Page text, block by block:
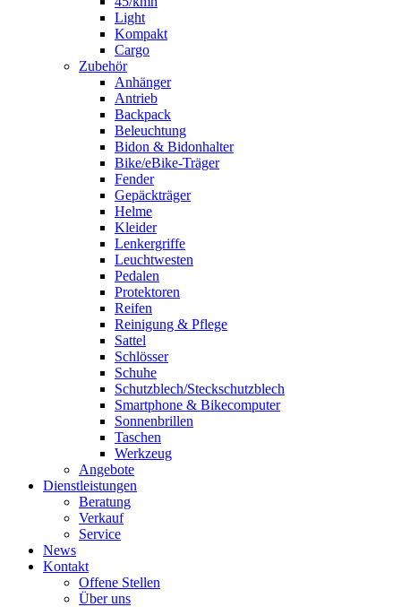
Light
Kompakt
Cargo
Zubehör
Anhänger
Antrieb
Backpack
Beleuchtung
Bidon & Bidonhalter
Bike/eBike-Träger
Fender
Gepäckträger
Helme
Kleider
Lenkergriffe
Leuchtwesten
Pedalen
Protektoren
Reifen
Reinigung & Pflege
Sattel
Schlösser
Schuhe
Schutzblech/Steckschutzblech
Smartphone & Bikecomputer
Sonnenbrillen
Taschen
Werkzeug
Angebote
Dienstleistungen
Beratung
Verkauf
Service
News
Kontakt
Offene Stellen
Über uns